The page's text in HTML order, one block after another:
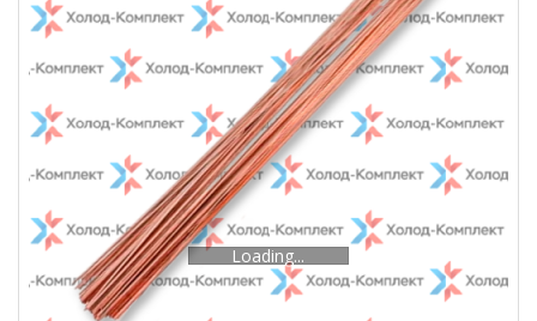
Loading...